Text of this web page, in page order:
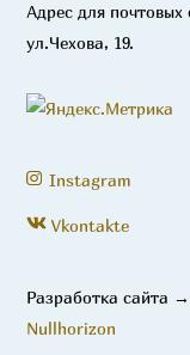
Адрес для почтовых
ул.Чехова, 19.
Instagram
Vkontakte
Разработка сайта →
Nullhorizon